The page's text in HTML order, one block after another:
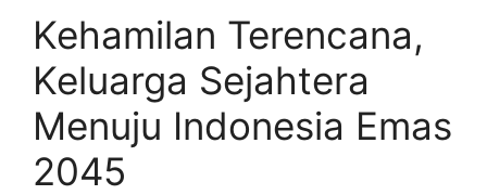
Kehamilan Terencana,
Keluarga Sejahtera
Menuju Indonesia Emas
2045